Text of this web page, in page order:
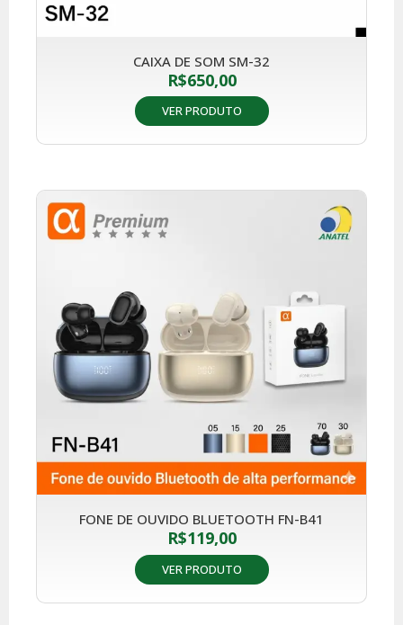
CAIXA DE SOM SM-32
R$650,00
VER PRODUTO
FONE DE OUVIDO BLUETOOTH FN-B41
R$119,00
VER PRODUTO